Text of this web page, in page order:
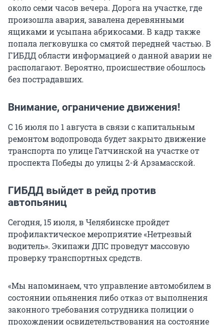
около семи часов вечера. Дорога на участке, где
произошла авария, завалена деревянными
ящиками и усыпана абрикосами. В кадр также
попала легковушка со смятой передней частью. В
ГИБДД области информацией о данной аварии не
располагают. Вероятно, происшествие обошлось
без пострадавших.
Внимание, ограничение движения!
С 16 июля по 1 августа в связи с капитальным
ремонтом водопровода будет закрыто движение
транспорта по улице Гатчинской на участке от
проспекта Победы до улицы 2-й Арзамасской.
ГИБДД выйдет в рейд против
автопьяниц
Сегодня, 15 июля, в Челябинске пройдет
профилактическое мероприятие «Нетрезвый
водитель». Экипажи ДПС проведут массовую
проверку транспортных средств.
«Мы напоминаем, что управление автомобилем в
состоянии опьянения либо отказ от выполнения
законного требования сотрудника полиции о
прохождении освидетельствования на состояние